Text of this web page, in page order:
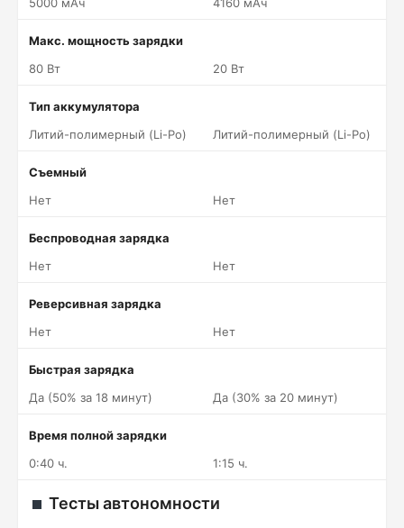
Макс. мощность зарядки
80 Вт
20 Вт
Тип аккумулятора
Литий-полимерный (Li-Po)
Литий-полимерный (Li-Po)
Съемный
Нет
Нет
Беспроводная зарядка
Нет
Нет
Реверсивная зарядка
Нет
Нет
Быстрая зарядка
Да (50% за 18 минут)
Да (30% за 20 минут)
Время полной зарядки
0:40 ч.
1:15 ч.
Тесты автономности